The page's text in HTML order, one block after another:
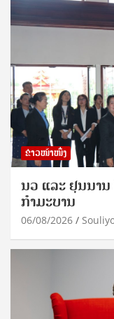
ຂ່າວໜ້າໜຶ່ງ
ນວ ແລະ ຢຸນນາ
ກຳມະບານ
06/08/2026